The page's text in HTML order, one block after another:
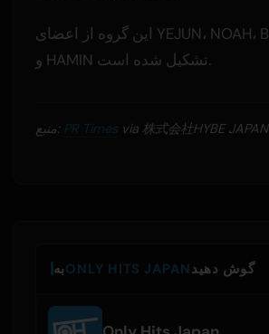
این گروه از اعضای YEJUN، NOAH، BAMBY، EUNHO
و HAMIN تشکیل شده است.
منبع: PR Timesvia 株式会社HYBE JAPAN
بهONLY HITS JAPANگوش دهید